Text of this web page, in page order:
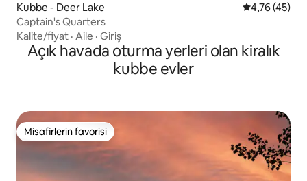
Kubbe - Deer Lake 5 üzerinden
4,76 (45)
Captain's Quarters
Kalite/fiyat · Aile · Giriş
Açık havada oturma yerleri olan kiralık
kubbe evler
Misafirlerin favorisi
Misafirlerin favorisi